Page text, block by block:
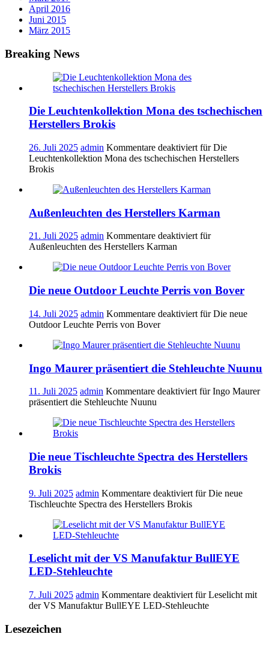
April 2016
Juni 2015
März 2015
Breaking News
Die Leuchtenkollektion Mona des tschechischen
Herstellers Brokis
26. Juli 2025 admin Kommentare deaktiviert für Die
Leuchtenkollektion Mona des tschechischen Herstellers
Brokis
Außenleuchten des Herstellers Karman
21. Juli 2025 admin Kommentare deaktiviert für
Außenleuchten des Herstellers Karman
Die neue Outdoor Leuchte Perris von Bover
14. Juli 2025 admin Kommentare deaktiviert für Die neue
Outdoor Leuchte Perris von Bover
Ingo Maurer präsentiert die Stehleuchte Nuunu
11. Juli 2025 admin Kommentare deaktiviert für Ingo Maurer
präsentiert die Stehleuchte Nuunu
Die neue Tischleuchte Spectra des Herstellers
Brokis
9. Juli 2025 admin Kommentare deaktiviert für Die neue
Tischleuchte Spectra des Herstellers Brokis
Leselicht mit der VS Manufaktur BullEYE
LED-Stehleuchte
7. Juli 2025 admin Kommentare deaktiviert für Leselicht mit
der VS Manufaktur BullEYE LED-Stehleuchte
Lesezeichen